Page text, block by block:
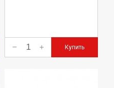
Купить